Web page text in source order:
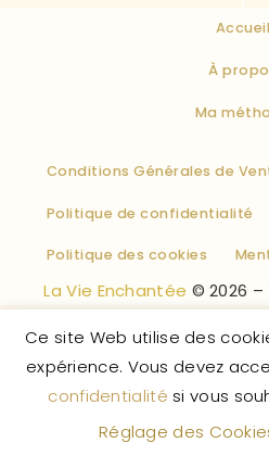
Accueil
À
Ma
Conditions Générales de
Politique de confidentialité
Politique des cookies
La Vie Enchantée © 2026 –
Ce site Web utilise des
expérience. Vous devez
confidentialité si vous
Réglage des